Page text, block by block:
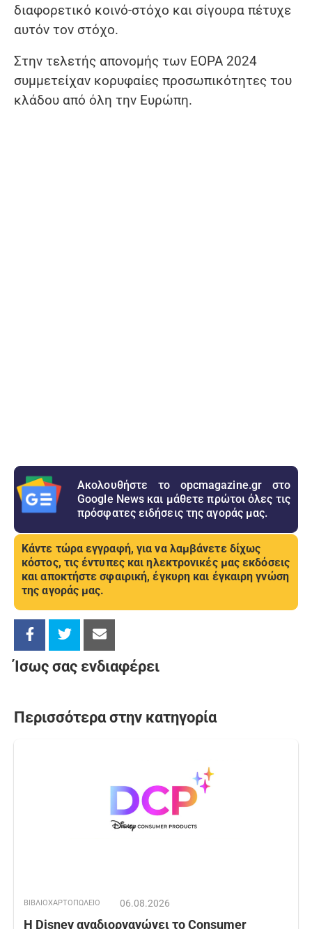
διαφορετικό κοινό-στόχο και σίγουρα πέτυχε
αυτόν τον στόχο.
Στην τελετής απονομής των EOPA 2024
συμμετείχαν κορυφαίες προσωπικότητες του
κλάδου από όλη την Ευρώπη.
Ακολουθήστε το opcmagazine.gr στο
Google News και μάθετε πρώτοι όλες τις
πρόσφατες ειδήσεις της αγοράς μας.
Κάντε τώρα εγγραφή, για να λαμβάνετε δίχως
κόστος, τις έντυπες και ηλεκτρονικές μας εκδόσεις
και αποκτήστε σφαιρική, έγκυρη και έγκαιρη γνώση
της αγοράς μας.
Ίσως σας ενδιαφέρει
Περισσότερα στην κατηγορία
ΒΙΒΛΙΟΧΑΡΤΟΠΩΛΕΙΟ 06.08.2026
Η Disney αναδιοργανώνει το Consumer